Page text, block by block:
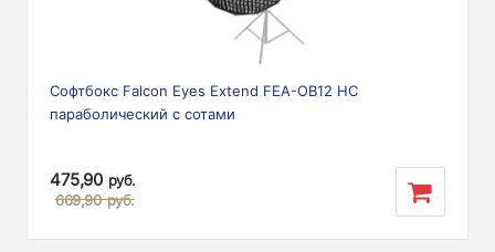
Софтбокс Falcon Eyes Extend FEA-OB12 HC
параболический с сотами
475,90 руб.
669,90 руб.